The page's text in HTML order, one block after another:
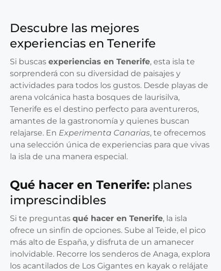
Descubre las mejores
experiencias en Tenerife
Si buscas experiencias en Tenerife, esta isla te
sorprenderá con su diversidad de paisajes y
actividades para todos los gustos. Desde playas de
arena volcánica hasta bosques de laurisilva,
Tenerife es el destino perfecto para aventureros,
amantes de la gastronomía y quienes buscan
relajarse. En Experimenta Canarias, te ofrecemos
una selección única de experiencias para que vivas
la isla de una manera especial.
Qué hacer en Tenerife: planes
imprescindibles
Si te preguntas qué hacer en Tenerife, la isla
ofrece un sinfín de opciones. Sube al Teide, el pico
más alto de España, y disfruta de un amanecer
inolvidable. Recorre los senderos de Anaga, explora
los acantilados de Los Gigantes en kayak o relájate